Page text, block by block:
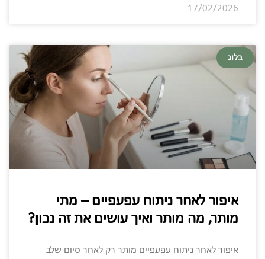
17/02/2026
בלוג
איפור לאחר ניתוח עפעפיים – מתי
מותר, מה מותר ואיך עושים את זה נכון?
איפור לאחר ניתוח עפעפיים מותר רק לאחר סיום שלב